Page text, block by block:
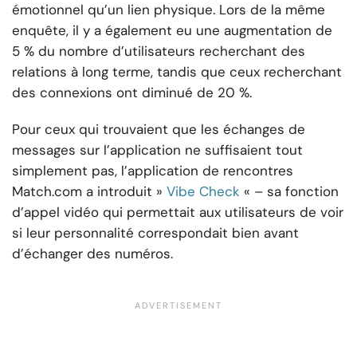
émotionnel qu’un lien physique. Lors de la même
enquête, il y a également eu une augmentation de
5 % du nombre d’utilisateurs recherchant des
relations à long terme, tandis que ceux recherchant
des connexions ont diminué de 20 %.
Pour ceux qui trouvaient que les échanges de
messages sur l’application ne suffisaient tout
simplement pas, l’application de rencontres
Match.com a introduit » Vibe Check « – sa fonction
d’appel vidéo qui permettait aux utilisateurs de voir
si leur personnalité correspondait bien avant
d’échanger des numéros.